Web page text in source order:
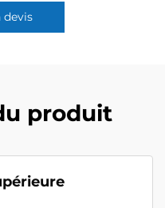
devis
produit